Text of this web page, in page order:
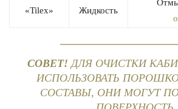
«Tilex» Жидкость
СОВЕТ! ДЛЯ ОЧИСТКИ
ИСПОЛЬЗОВАТЬ
СОСТАВЫ, ОНИ МОГУТ